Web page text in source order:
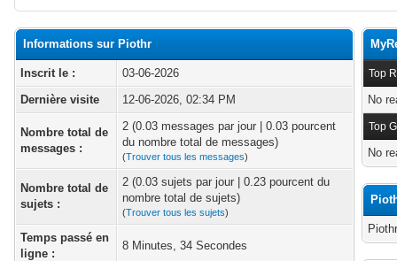
Informations sur Piothr
Inscrit le :
03-06-2026
Dernière visite
12-06-2026, 02:34 PM
Nombre total de
messages :
2 (0.03 messages par jour | 0.03 pourcent
du nombre total de messages)
(Trouver tous les messages)
Nombre total de
sujets :
2 (0.03 sujets par jour | 0.23 pourcent du
nombre total de sujets)
(Trouver tous les sujets)
Temps passé en
ligne :
8 Minutes, 34 Secondes
Top
No
Top
No